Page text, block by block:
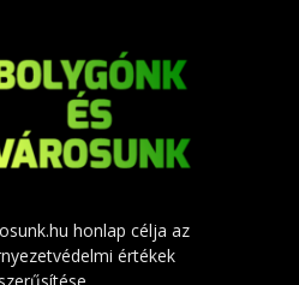
honlap célja az
értékek